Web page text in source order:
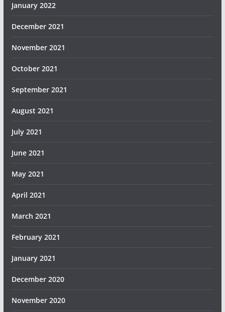
January 2022
December 2021
November 2021
October 2021
September 2021
August 2021
July 2021
June 2021
May 2021
April 2021
March 2021
February 2021
January 2021
December 2020
November 2020